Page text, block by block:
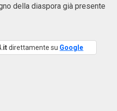
della diaspora già presente
direttamente su Google